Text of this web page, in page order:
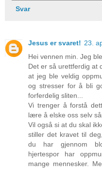
Svar
Jesus er svaret! 23.
Hei vennen min. Jeg
Det er så urettferdig at
at jeg ble veldig
og stresser for å bli
forferdelig sliten...
Vi trenger å forstå
lære å elske oss selv
Vil også si at du skal
stiller det kravet til
du har gjennom
hjertespor har
mange mennesker.